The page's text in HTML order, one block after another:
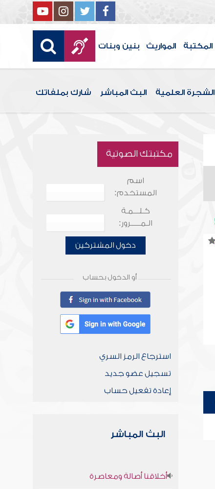
المكتبة المواريث بنين وبنات
الشجرة العلمية البث المباشر شارك بملفاتك
مكتبتك الصوتية
اسم
المستخدم:
كـلـــمـة
الـمـــــرور:
دخول المشتركين
أو الدخول بحساب
استرجاع الرمز السري
تسجيل عضو جديد
إعادة تفعيل حساب
البث المباشر
أخلاقنا أصالة ومعاصرة